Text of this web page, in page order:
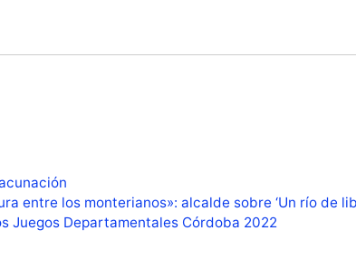
entre los monterianos»: alcalde sobre ‘Un río de
Juegos Departamentales Córdoba 2022